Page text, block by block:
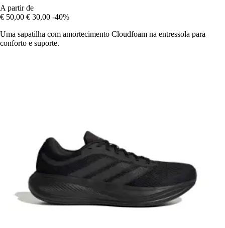
A partir de
€ 50,00 € 30,00 -40%
Uma sapatilha com amortecimento Cloudfoam na entressola para
conforto e suporte.